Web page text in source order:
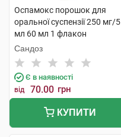
Оспамокс порошок для
оральної суспензії 250 мг/5
мл 60 мл 1 флакон
Сандоз
Є в наявності
від 70.00 грн
КУПИТИ